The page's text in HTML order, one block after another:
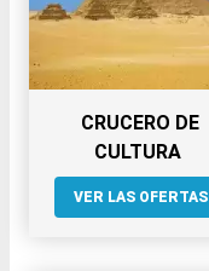
CRUCERO DE
CULTURA
VER LAS OFERTAS